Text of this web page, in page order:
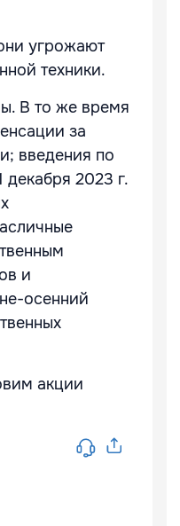
угрожают
техники.
В то же время
за
введения по
2023 г.
и
осенний
акции